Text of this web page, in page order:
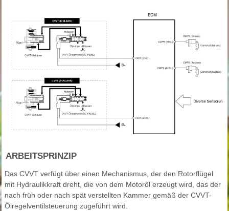
ARBEITSPRINZIP
Das CVVT verfügt über einen Mechanismus, der den Rotorflügel
mit Hydraulikkraft dreht, die von dem Motoröl erzeugt wird, das der
nach früh oder nach spät verstellten Kammer gemäß der CVVT-
Ölregelventilsteuerung zugeführt wird.